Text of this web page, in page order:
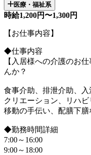
医療・福祉系
時給1,200円〜1,300円
【お仕事内容】
◆仕事内容
【入居様への介護のお
んか？
食事介助、排泄介助、
クリエーション、リハ
移動の手伝い、配膳下膳
◆勤務時間詳細
7:00～16:00
9:00～18:00